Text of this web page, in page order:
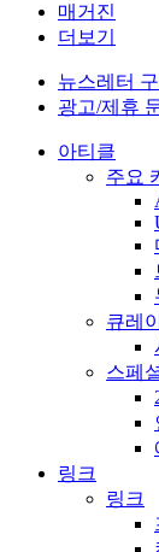
매거진
더보기
뉴스레터
광고/제휴
아티클
주요
큐레
스페
링크
링크